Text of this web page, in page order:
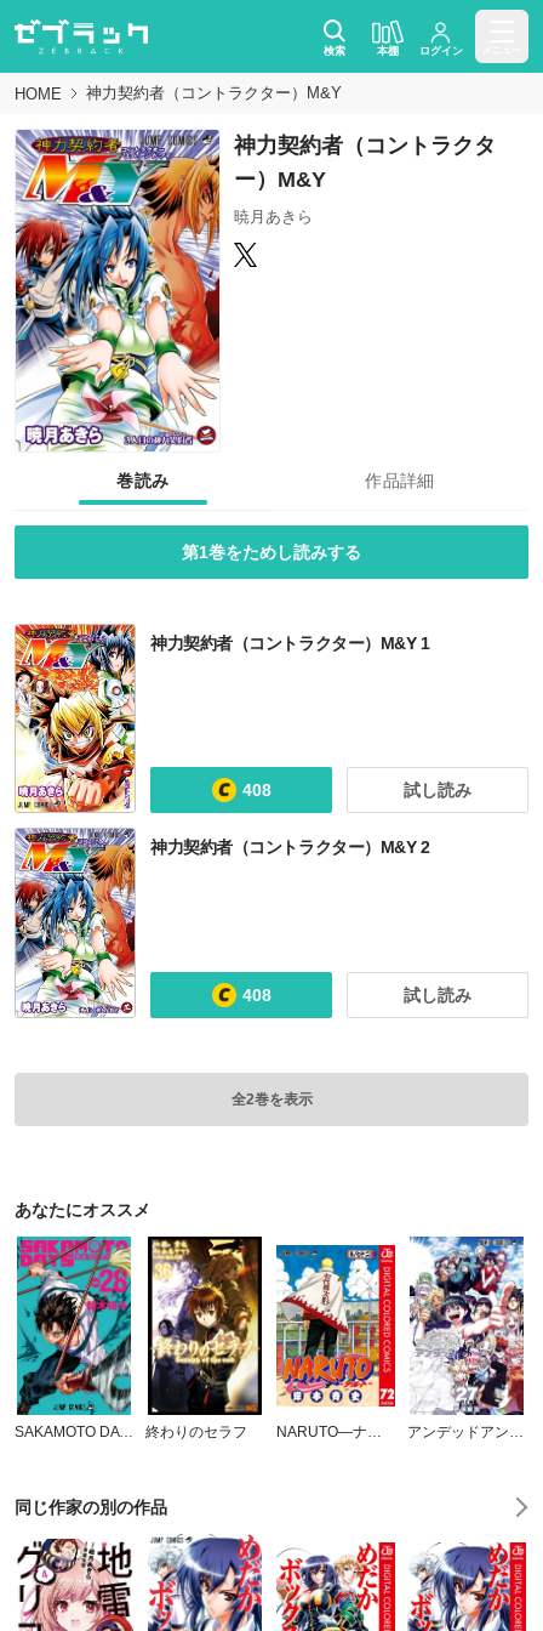
検索 本棚 ログイン
HOME 神力契約者（コントラクター）M&Y
神力契約者（コントラクタ
ー）M&Y
暁月あきら
巻読み 作品詳細
第1巻をためし読みする
神力契約者（コントラクター）M&Y 1
408 試し読み
神力契約者（コントラクター）M&Y 2
408 試し読み
全2巻を表示
あなたにオススメ
SAKAMOTO DAYS 終わりのセラフ NARUTO―ナルト― カラー版 アンデッドアンラック
同じ作家の別の作品